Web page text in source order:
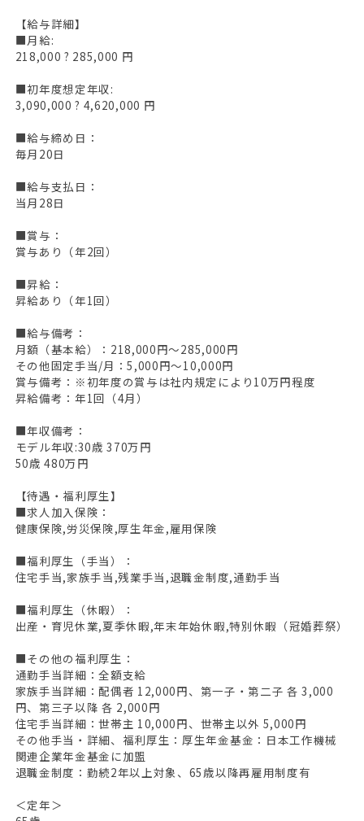
【給与詳細】
■月給:
218,000 ? 285,000 円
■初年度想定年収:
3,090,000 ? 4,620,000 円
■給与締め日：
毎月20日
■給与支払日：
当月28日
■賞与：
賞与あり（年2回）
■昇給：
昇給あり（年1回）
■給与備考：
月額（基本給）：218,000円～285,000円
その他固定手当/月：5,000円～10,000円
賞与備考：※初年度の賞与は社内規定により10万円程度
昇給備考：年1回（4月）
■年収備考：
モデル年収:30歳 370万円
50歳 480万円
【待遇・福利厚生】
■求人加入保険：
健康保険,労災保険,厚生年金,雇用保険
■福利厚生（手当）：
住宅手当,家族手当,残業手当,退職金制度,通勤手当
■福利厚生（休暇）：
出産・育児休業,夏季休暇,年末年始休暇,特別休暇（冠婚葬祭）
■その他の福利厚生：
通勤手当詳細：全額支給
家族手当詳細：配偶者 12,000円、第一子・第二子 各 3,000
円、第三子以降 各 2,000円
住宅手当詳細：世帯主 10,000円、世帯主以外 5,000円
その他手当・詳細、福利厚生：厚生年金基金：日本工作機械
関連企業年金基金に加盟
退職金制度：勤続2年以上対象、65歳以降再雇用制度有
＜定年＞